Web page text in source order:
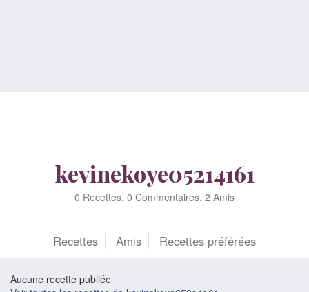
kevinekoye05214161
0 Recettes, 0 Commentaires, 2 Amis
Recettes Amis Recettes préférées
Aucune recette publiée